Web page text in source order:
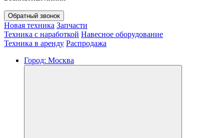
Обратный звонок
Новая техника Запчасти
Техника с наработкой Навесное оборудование
Техника в аренду Распродажа
Город: Москва